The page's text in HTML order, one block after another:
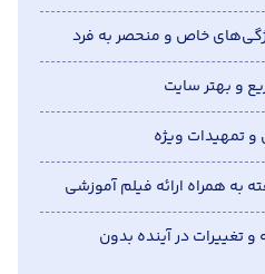
خاص و منحصر به فرد
و بهتر سایت
تمهیدات ویژه
به همراه ارائه فیلم آموزشی
تغییرات در آینده بدون